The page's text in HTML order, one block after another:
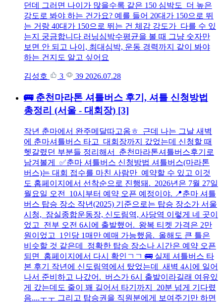
던데 그러면 나이가 많을수록 같은 150 심박도 더 높은
강도로 봐야 하는 건가요? 예를 들어 20대가 150으로 뛰
는 거랑 40대가 150으로 뛰는 건 체감 강도가 다를 수 있
는지 궁금합니다 러닝심박수평균을 볼 때 그냥 숫자만
보면 안 되고 나이, 최대심박, 운동 경력까지 같이 봐야
하는 건지도 알고 싶어요
김성호 3 39 2026.07.28
🚌 춘천마라톤 셔틀버스 후기, 셔틀 신청방법
총정리 (서울 - 대회장) [3]
작년 춘마에서 완주메달따고옴ㅎ 근데 나는 그날 새벽
에 춘마셔틀버스 타고 대회장까지 갔었는데 신청할 때
헷갈렸던 부분들 정리해서 춘천마라톤셔틀버스후기로
남겨볼게 ✅춘마 셔틀버스 신청방법 셔틀버스(마라톤
버스)는 대회 접수를 마친 사람만 예약할 수 있고 이것
도 홈페이지에서 선착순으로 진행돼. 2026년은 7월 27일
월요일 오전 10시부터 예약 오픈 예정이야. 📍춘마 셔틀
버스 탑승 장소 작년(2025) 기준으로는 탑승 장소가 서울
시청, 잠실종합운동장, 신도림역, 사당역 이렇게 네 곳이
었고 전부 오전 6시에 출발했어. 왕복 티켓 가격은 2만
원이었고 1인당 1매만 예매 가능했음. 올해도 큰 틀은
비슷할 것 같은데 정확한 탑승 장소나 시간은 예약 오픈
되면 홈페이지에서 다시 확인ㄱㄱ 🚌 실제 셔틀버스 타
본 후기 작년에 신도림역에서 탔었는데 새벽 4시에 일어
나서 준비하고 나갔어. 버스가 6시 출발이라길래 여유있
게 갔는데도 줄이 꽤 길어서 타기까지 20분 넘게 기다렸
음....ㅜㅜ 그리고 탑승권을 직원분에게 보여주기만 하면